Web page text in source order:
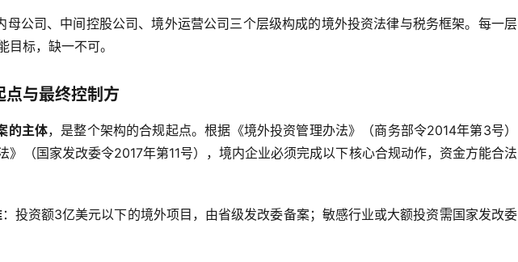
母公司、中间控股公司、境外运营公司三个层级构成的境外投资法律与税务框架。每一层
标，缺一不可。
点与最终控制方
的主体，是整个架构的合规起点。根据《境外投资管理办法》（商务部令2014年第3号）
》（国家发改委令2017年第11号），境内企业必须完成以下核心合规动作，资金方能合法
：投资额3亿美元以下的境外项目，由省级发改委备案；敏感行业或大额投资需国家发改委